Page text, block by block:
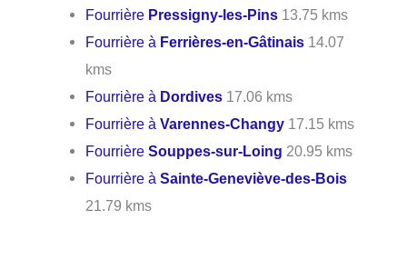
Fourrière Pressigny-les-Pins 13.75 kms
Fourrière à Ferrières-en-Gâtinais 14.07
kms
Fourrière à Dordives 17.06 kms
Fourrière àVarennes-Changy 17.15 kms
FourrièreSouppes-sur-Loing 20.95 kms
Fourrière àSainte-Geneviève-des-Bois
21.79 kms